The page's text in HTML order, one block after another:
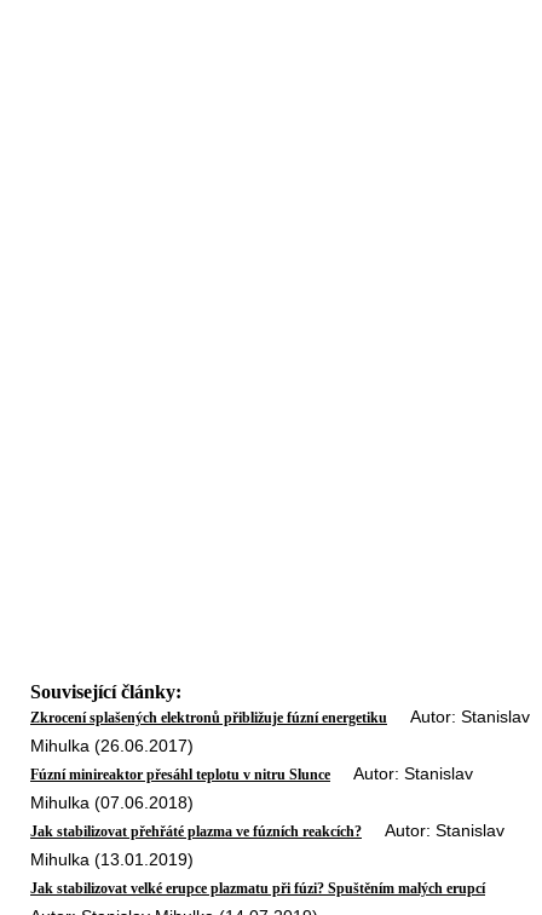
Související články:
Zkrocení splašených elektronů přibližuje fúzní energetiku Autor: Stanislav
Mihulka (26.06.2017)
Fúzní minireaktor přesáhl teplotu v nitru Slunce Autor: Stanislav
Mihulka (07.06.2018)
Jak stabilizovat přehřáté plazma ve fúzních reakcích? Autor: Stanislav
Mihulka (13.01.2019)
Jak stabilizovat velké erupce plazmatu při fúzi? Spuštěním malých erupcí